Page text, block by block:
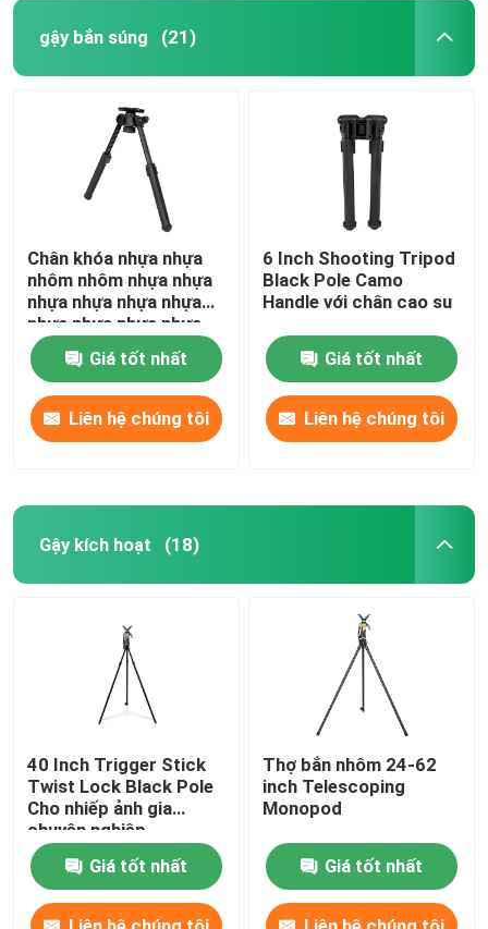
gậy bắn súng (21)
Chân khóa nhựa nhựa
nhôm nhôm nhựa nhựa
nhựa nhựa nhựa nhựa
nhựa nhựa nhựa nhựa
nhựa nhựa nhựa nhựa
nhựa nhựa nhựa nhựa
nhựa nhôm nhôm nhôm
nhôm nhôm nhôm nhôm
nhôm nhôm nhôm nhôm
Giá tốt nhất
Liên hệ chúng tôi
6 Inch Shooting Tripod
Black Pole Camo
Handle với chân cao su
Giá tốt nhất
Liên hệ chúng tôi
Gậy kích hoạt (18)
40 Inch Trigger Stick
Twist Lock Black Pole
Cho nhiếp ảnh gia
chuyên nghiệp
Giá tốt nhất
Thợ bắn nhôm 24-62
inch Telescoping
Monopod
Giá tốt nhất